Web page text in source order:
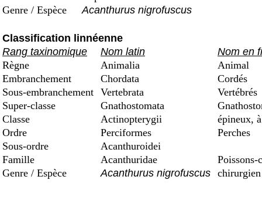
Genre / Espèce
Acanthurus nigrofuscus
Classification linnéenne
Rang taxinomique
Nom latin
Nom en
Règne
Animalia
Animal
Embranchement
Chordata
Cordés
Sous-embranchement Vertebrata
Vertébrés
Super-classe
Gnathostomata
Classe
Actinopterygii
épineux,
Ordre
Perciformes
Perches
Sous-ordre
Acanthuroidei
Famille
Acanthuridae
Poissons-
Genre / Espèce
Acanthurus nigrofuscus